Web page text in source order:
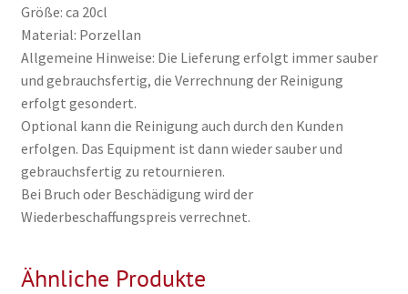
Größe: ca 20cl
Material: Porzellan
Allgemeine Hinweise: Die Lieferung erfolgt immer sauber
und gebrauchsfertig, die Verrechnung der Reinigung
erfolgt gesondert.
Optional kann die Reinigung auch durch den Kunden
erfolgen. Das Equipment ist dann wieder sauber und
gebrauchsfertig zu retournieren.
Bei Bruch oder Beschädigung wird der
Wiederbeschaffungspreis verrechnet.
Ähnliche Produkte